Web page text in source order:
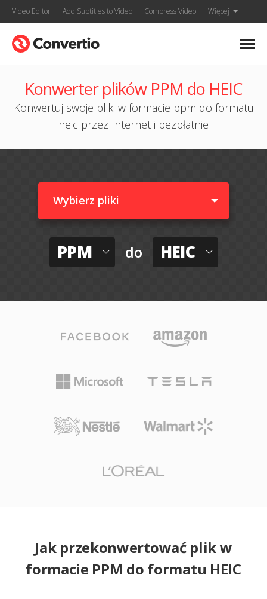
Video Editor Add Subtitles to Video Compress Video Więcej
Konwerter plików PPM do HEIC
Konwertuj swoje pliki w formacie ppm do formatu
heic przez Internet i bezpłatnie
Wybierz pliki
PPM do HEIC
Jak przekonwertować plik w
formacie PPM do formatu HEIC